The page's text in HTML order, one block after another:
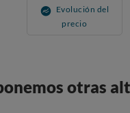
Evolución del
precio
otras